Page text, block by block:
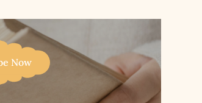
Now